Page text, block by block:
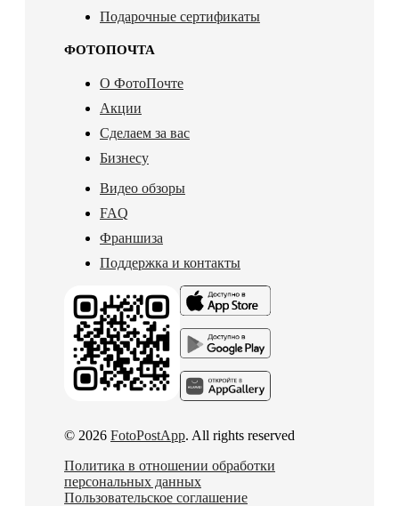
Подарочные сертификаты
ФОТОПОЧТА
О ФотоПочте
Акции
Сделаем за вас
Бизнесу
Видео обзоры
FAQ
Франшиза
Поддержка и контакты
© 2026 FotoPostApp. All rights reserved
Политика в отношении обработки
персональных данных
Пользовательское соглашение